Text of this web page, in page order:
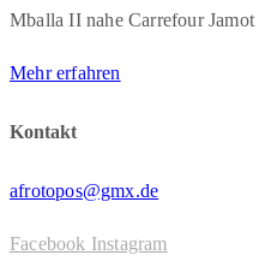
Mballa II nahe Carrefour Jamot
Mehr erfahren
Kontakt
afrotopos@gmx.de
Facebook Instagram